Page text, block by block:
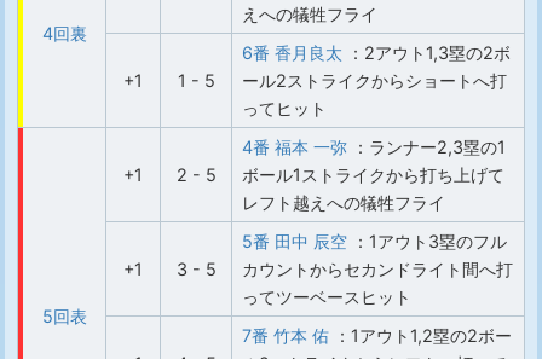
4回裏
えへの犠牲フライ
+1 1 - 5
6番 香月良太 ：2アウト1,3塁の2ボ
ール2ストライクからショートへ打
ってヒット
5回表
+1 2 - 5
4番 福本 一弥 ：ランナー2,3塁の1
ボール1ストライクから打ち上げて
レフト越えへの犠牲フライ
+1 3 - 5
5番 田中 辰空 ：1アウト3塁のフル
カウントからセカンドライト間へ打
ってツーベースヒット
7番 竹本 佑 ：1アウト1,2塁の2ボー